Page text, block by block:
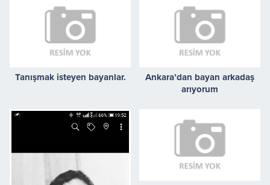
Tanışmak isteyen bayanlar.
Ankara’dan bayan arkadaş
arıyorum